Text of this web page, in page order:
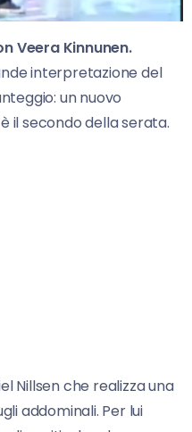
Veera Kinnunen.
interpretazione del
un nuovo
il secondo della serata.
Nillsen che realizza una
addominali. Per lui